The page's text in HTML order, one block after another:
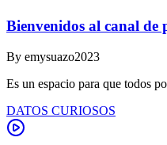
Bienvenidos al canal
By emysuazo2023
Es un espacio para que todos
DATOS CURIOSOS